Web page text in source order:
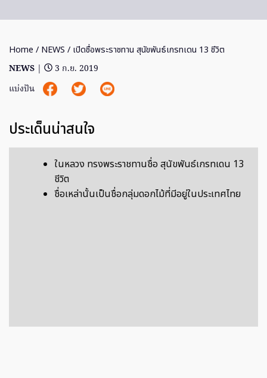
Home / NEWS / เปิดชื่อพระราชทาน สุนัขพันธ์เกรทเดน 13 ชีวิต
NEWS |
3 ก.ย. 2019
แบ่งปัน
ประเด็นน่าสนใจ
ในหลวง ทรงพระราชทานชื่อ สุนัขพันธ์เกรทเดน 13
ชีวิต
ชื่อเหล่านั้นเป็นชื่อกลุ่มดอกไม้ที่มีอยู่ในประเทศไทย